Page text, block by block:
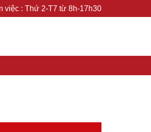
việc : Thứ 2-T7 từ 8h-17h30